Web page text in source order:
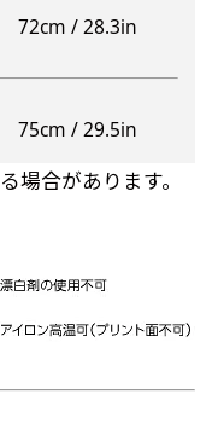
72cm / 28.3in
75cm / 29.5in
合があります。
成が可能です。
イズでお好みの
つくります。お
上部にチチを5
な幕をつくりま
に推奨されてい
旗が炎に触れても
というより溶け
な方法は、旗の
て延焼を抑えま